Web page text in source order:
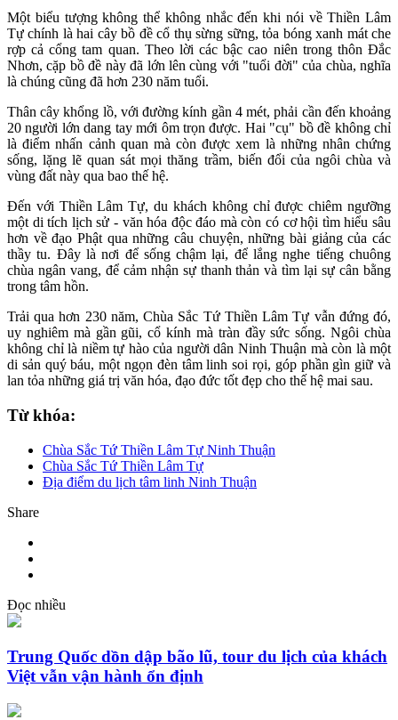
Một biểu tượng không thể không nhắc đến khi nói về Thiền Lâm
Tự chính là hai cây bồ đề cổ thụ sừng sững, tỏa bóng xanh mát che
rợp cả cổng tam quan. Theo lời các bậc cao niên trong thôn Đắc
Nhơn, cặp bồ đề này đã lớn lên cùng với "tuổi đời" của chùa, nghĩa
là chúng cũng đã hơn 230 năm tuổi.
Thân cây khổng lồ, với đường kính gần 4 mét, phải cần đến khoảng
20 người lớn dang tay mới ôm trọn được. Hai "cụ" bồ đề không chỉ
là điểm nhấn cảnh quan mà còn được xem là những nhân chứng
sống, lặng lẽ quan sát mọi thăng trầm, biến đổi của ngôi chùa và
vùng đất này qua bao thế hệ.
Đến với Thiền Lâm Tự, du khách không chỉ được chiêm ngưỡng
một di tích lịch sử - văn hóa độc đáo mà còn có cơ hội tìm hiểu sâu
hơn về đạo Phật qua những câu chuyện, những bài giảng của các
thầy tu. Đây là nơi để sống chậm lại, để lắng nghe tiếng chuông
chùa ngân vang, để cảm nhận sự thanh thản và tìm lại sự cân bằng
trong tâm hồn.
Trải qua hơn 230 năm, Chùa Sắc Tứ Thiền Lâm Tự vẫn đứng đó,
uy nghiêm mà gần gũi, cổ kính mà tràn đầy sức sống. Ngôi chùa
không chỉ là niềm tự hào của người dân Ninh Thuận mà còn là một
di sản quý báu, một ngọn đèn tâm linh soi rọi, góp phần gìn giữ và
lan tỏa những giá trị văn hóa, đạo đức tốt đẹp cho thế hệ mai sau.
Từ khóa:
Chùa Sắc Tứ Thiền Lâm Tự Ninh Thuận
Chùa Sắc Tứ Thiền Lâm Tự
Địa điểm du lịch tâm linh Ninh Thuận
Share
Đọc nhiều
Trung Quốc dồn dập bão lũ, tour du lịch của khách
Việt vẫn vận hành ổn định